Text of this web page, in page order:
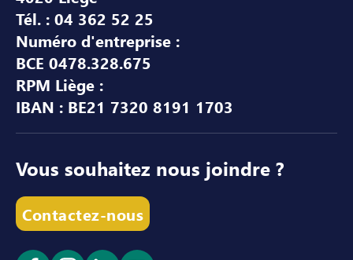
Tél. : 04 362 52 25
Numéro d'entreprise :
BCE 0478.328.675
RPM Liège :
IBAN : BE21 7320 8191 1703
Vous souhaitez nous joindre ?
Contactez-nous